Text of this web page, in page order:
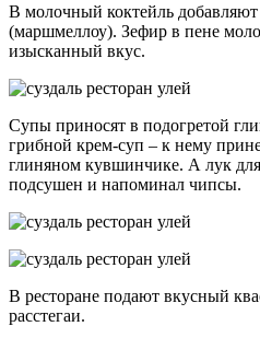
В молочный коктейль добавляют
(маршмеллоу). Зефир в пене
изысканный вкус.
Супы приносят в подогретой
грибной крем-суп – к нему
глиняном кувшинчике. А лук
подсушен и напоминал чипсы.
В ресторане подают вкусный
расстегаи.